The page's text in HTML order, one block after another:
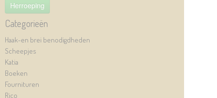
Herroeping
Categorieën
Haak-en brei benodigdheden
Scheepjes
Katia
Boeken
Fournituren
Rico